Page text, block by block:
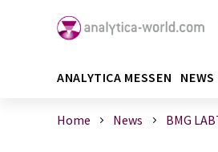
ANALYTICA MESSEN NEWS
Home News BMG